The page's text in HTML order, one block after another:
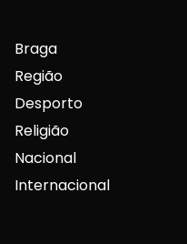
Braga
Região
Desporto
Religião
Nacional
Internacional